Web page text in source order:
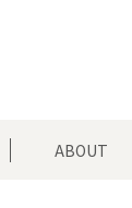
ABOUT